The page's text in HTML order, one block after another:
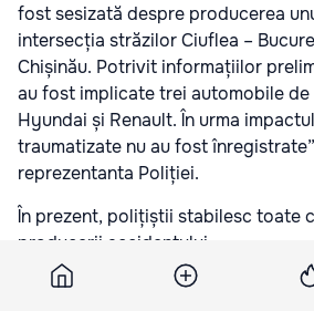
fost sesizată despre producerea
intersecția străzilor Ciuflea –
Chișinău. Potrivit informațiilor
au fost implicate trei automobile de
Hyundai și Renault. În urma
traumatizate nu au fost
reprezentanta Poliției.
În prezent, polițiștii stabilesc toate
producerii accidentului.